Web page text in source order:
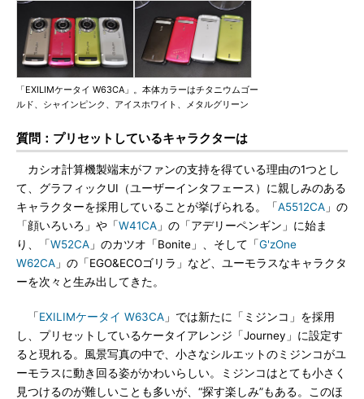
「EXILIMケータイ W63CA」。本体カラーはチタニウムゴー
ルド、シャインピンク、アイスホワイト、メタルグリーン
質問：プリセットしているキャラクターは
カシオ計算機製端末がファンの支持を得ている理由の1つとし
て、グラフィックUI（ユーザーインタフェース）に親しみのある
キャラクターを採用していることが挙げられる。「A5512CA 」の
「顔いろいろ」や「W41CA 」の「アデリーペンギン」に始ま
り、「W52CA 」のカツオ「Bonite」、そして「G'zOne
W62CA 」の「EGO&ECOゴリラ」など、ユーモラスなキャラクタ
ーを次々と生み出してきた。
「EXILIMケータイ W63CA 」では新たに「ミジンコ」を採用
し、プリセットしているケータイアレンジ「Journey」に設定す
ると現れる。風景写真の中で、小さなシルエットのミジンコがユ
ーモラスに動き回る姿がかわいらしい。ミジンコはとても小さく
見つけるのが難しいことも多いが、“探す楽しみ”もある。このほ